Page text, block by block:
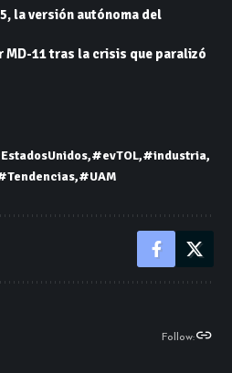
la versión autónoma del
11 tras la crisis que paralizó
#evTOL #industria
#UAM
Follow: